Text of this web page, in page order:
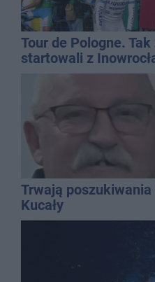
Tour de Pologne.
startowali z
Trwają
Kucały